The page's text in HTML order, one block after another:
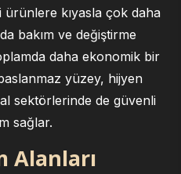
ürünlere kıyasla çok daha
bakım ve değiştirme
daha ekonomik bir
yüzey, hijyen
sektörlerinde de güvenli
sağlar.
Alanları